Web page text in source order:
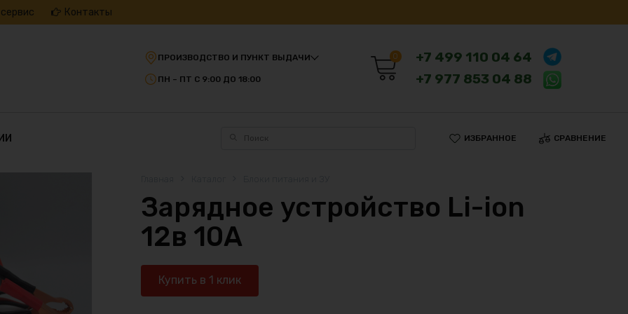
Контакты
ПРОИЗВОДСТВО И ПУНКТ ВЫДАЧИ
ПН – ПТ С 9:00 ДО 18:00
0
+7 499 110 04 64
+7 977 853 04 88
ИЗБРАННОЕ СРАВНЕНИЕ
Зарядное устройство Li-ion
12в 10А
Купить в 1 клик